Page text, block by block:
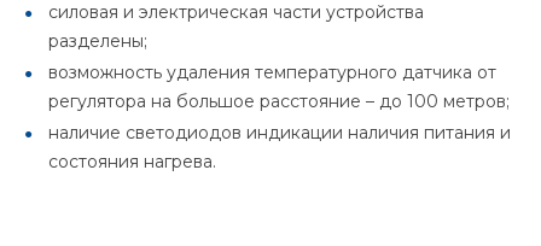
силовая и электрическая части устройства
разделены;
возможность удаления температурного датчика от
регулятора на большое расстояние – до 100 метров;
наличие светодиодов индикации наличия питания и
состояния нагрева.